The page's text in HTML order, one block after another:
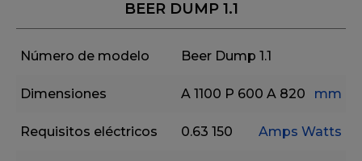
BEER DUMP 1.1
Número de modelo Beer Dump 1.1
Dimensiones A 1100 P 600 A 820 mm
Requisitos eléctricos 0.63 150 Amps Watts